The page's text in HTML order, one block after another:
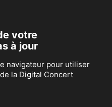
votre
à jour
navigateur pour utiliser
la Digital Concert